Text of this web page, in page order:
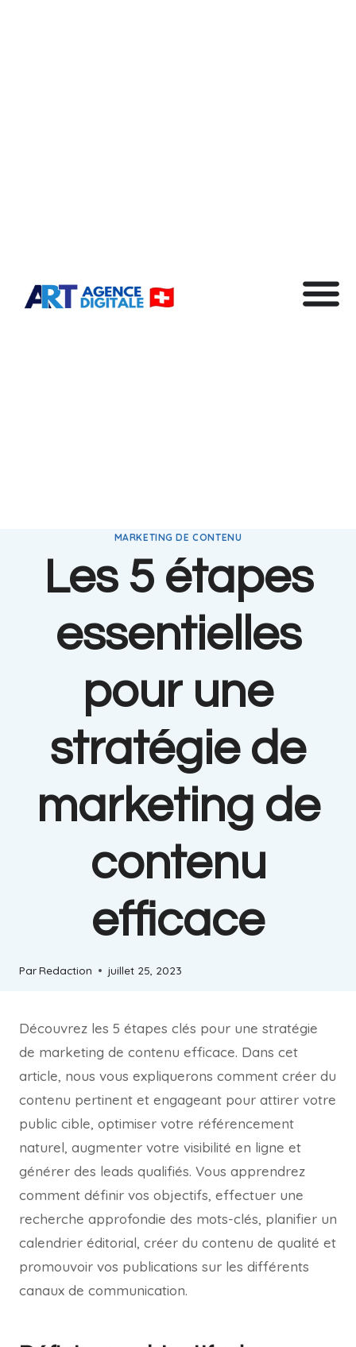
MARKETING DE CONTENU
Les 5 étapes
essentielles
pour une
stratégie de
marketing de
contenu
efficace
ParRedaction juillet 25, 2023
Découvrez les 5 étapes clés pour une stratégie
de marketing de contenu efficace. Dans cet
article, nous vous expliquerons comment créer du
contenu pertinent et engageant pour attirer votre
public cible, optimiser votre référencement
naturel, augmenter votre visibilité en ligne et
générer des leads qualifiés. Vous apprendrez
comment définir vos objectifs, effectuer une
recherche approfondie des mots-clés, planifier un
calendrier éditorial, créer du contenu de qualité et
promouvoir vos publications sur les différents
canaux de communication.